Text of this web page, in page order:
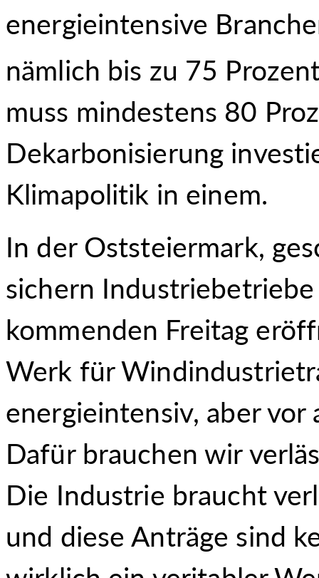
energieintensive
nämlich bis zu 75
muss mindestens 80
Dekarbonisierung
Klimapolitik in einem.
In der Oststeiermark,
sichern Industriebetriebe
kommenden Freitag
Werk für
energieintensiv, aber
Dafür brauchen wir
Die Industrie braucht
und diese Anträge sind